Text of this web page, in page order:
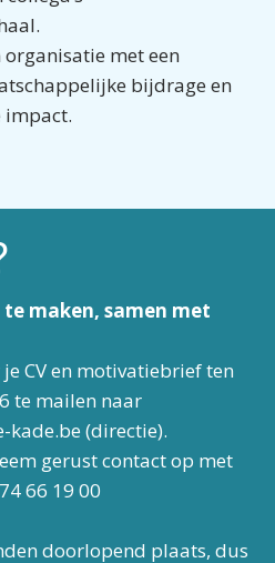
organisatie met een
bijdrage en
impact.
maken, samen met
CV en motivatiebrief ten
te mailen naar
kade.be (directie).
gerust contact op met
66 19 00
doorlopend plaats, dus